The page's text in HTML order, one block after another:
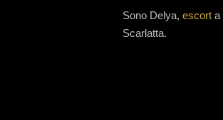
Sono Delya, escort a
Scarlatta.